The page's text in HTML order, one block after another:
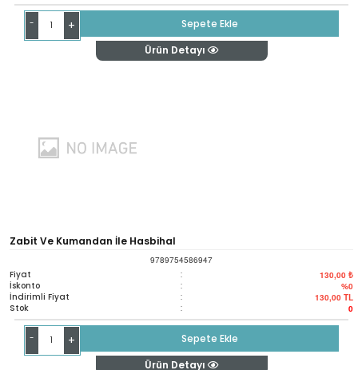
- +
Sepete Ekle
Ürün Detayı
Zabit Ve Kumandan İle Hasbihal
9789754586947
Fiyat : 130,00 ₺
İskonto : %0
İndirimli Fiyat : 130,00 TL
Stok : 0
- +
Sepete Ekle
Ürün Detayı